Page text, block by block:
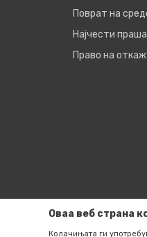
Поврат на
Најчести
Право на
Оваа веб страна
Колачињата ги